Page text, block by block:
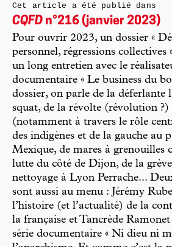
Cet article a été publié dans
CQFD n°216 (janvier 2023)
Pour ouvrir 2023, un dossier «
personnel, régressions collectives
un long entretien avec le
documentaire « Le business du
dossier, on parle de la déferlante
squat, de la révolte (révolution ?)
(notamment à travers le rôle
des indigènes et de la gauche au
Mexique, de mares à grenouilles
lutte du côté de Dijon, de la
nettoyage à Lyon Perrache...
sont aussi au menu : Jérémy
l’histoire (et l’actualité) de la
la française et Tancrède
série documentaire « Ni dieu ni